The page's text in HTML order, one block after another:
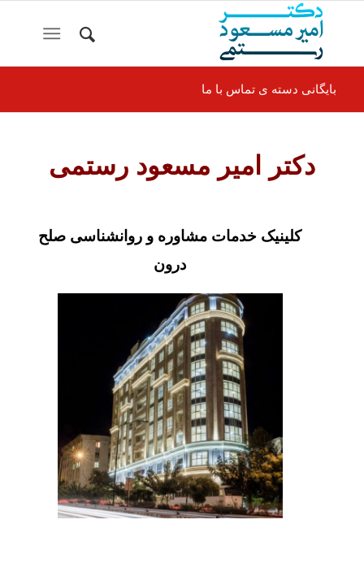
بایگانی دسته ی تماس با ما
دکتر امیر مسعود رستمی
کلینیک خدمات مشاوره و روانشناسی صلح
درون